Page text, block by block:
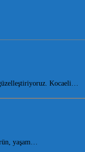
Kocaeli…
yaşam…